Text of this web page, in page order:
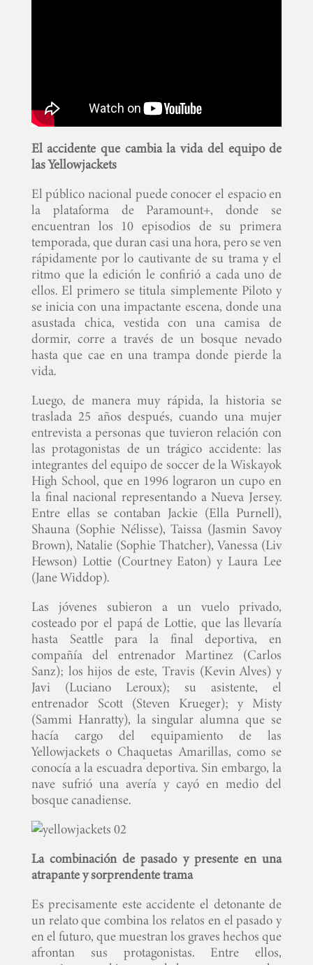
El accidente que cambia la vida del equipo de
las Yellowjackets
El público nacional puede conocer el espacio en
la plataforma de Paramount+, donde se
encuentran los 10 episodios de su primera
temporada, que duran casi una hora, pero se ven
rápidamente por lo cautivante de su trama y el
ritmo que la edición le confirió a cada uno de
ellos. El primero se titula simplemente Piloto y
se inicia con una impactante escena, donde una
asustada chica, vestida con una camisa de
dormir, corre a través de un bosque nevado
hasta que cae en una trampa donde pierde la
vida.
Luego, de manera muy rápida, la historia se
traslada 25 años después, cuando una mujer
entrevista a personas que tuvieron relación con
las protagonistas de un trágico accidente: las
integrantes del equipo de soccer de la Wiskayok
High School, que en 1996 lograron un cupo en
la final nacional representando a Nueva Jersey.
Entre ellas se contaban Jackie (Ella Purnell),
Shauna (Sophie Nélisse), Taissa (Jasmin Savoy
Brown), Natalie (Sophie Thatcher), Vanessa (Liv
Hewson) Lottie (Courtney Eaton) y Laura Lee
(Jane Widdop).
Las jóvenes subieron a un vuelo privado,
costeado por el papá de Lottie, que las llevaría
hasta Seattle para la final deportiva, en
compañía del entrenador Martinez (Carlos
Sanz); los hijos de este, Travis (Kevin Alves) y
Javi (Luciano Leroux); su asistente, el
entrenador Scott (Steven Krueger); y Misty
(Sammi Hanratty), la singular alumna que se
hacía cargo del equipamiento de las
Yellowjackets o Chaquetas Amarillas, como se
conocía a la escuadra deportiva. Sin embargo, la
nave sufrió una avería y cayó en medio del
bosque canadiense.
La combinación de pasado y presente en una
atrapante y sorprendente trama
Es precisamente este accidente el detonante de
un relato que combina los relatos en el pasado y
en el futuro, que muestran los graves hechos que
afrontan sus protagonistas. Entre ellos,